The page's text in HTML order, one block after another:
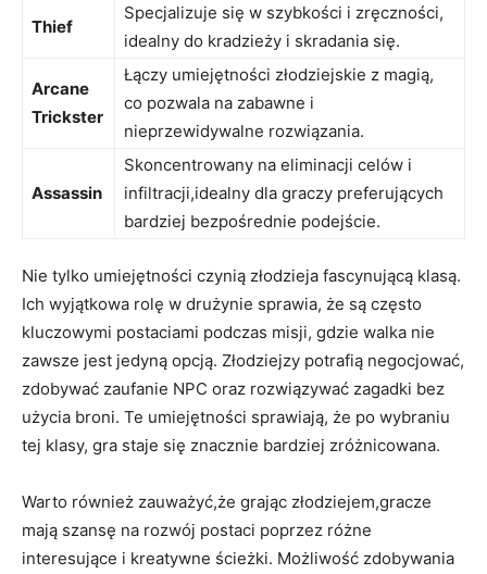
Thief
Specjalizuje się w szybkości i zręczności,
idealny do kradzieży i skradania się.
Arcane
Trickster
Łączy umiejętności złodziejskie z magią,
co pozwala na zabawne i
nieprzewidywalne rozwiązania.
Assassin
Skoncentrowany na eliminacji celów i
infiltracji,idealny dla graczy preferujących
bardziej bezpośrednie podejście.
Nie tylko umiejętności czynią złodzieja fascynującą klasą.
Ich wyjątkowa rolę w drużynie sprawia, że są często
kluczowymi postaciami podczas misji, gdzie walka nie
zawsze jest jedyną opcją. Złodziejzy potrafią negocjować,
zdobywać zaufanie NPC oraz rozwiązywać zagadki bez
użycia broni. Te umiejętności sprawiają, że po wybraniu
tej klasy, gra staje się znacznie bardziej zróżnicowana.
Warto również zauważyć,że grając złodziejem,gracze
mają szansę na rozwój postaci poprzez różne
interesujące i kreatywne ścieżki. Możliwość zdobywania